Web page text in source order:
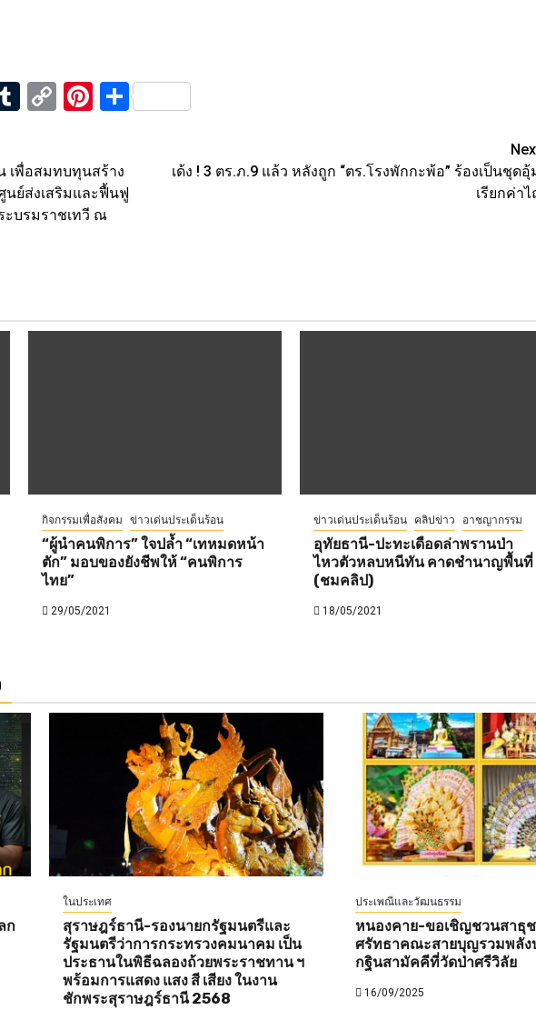
Tumblr
CopyPinterest
Share
เพื่อสมทบทุนสร้าง
ย์ส่งเสริมและฟื้นฟู
ะบรมราชเทวี ณ
เด้ง ! 3 ตร.ภ.9 แล้ว หลังถูก “ตร.โรงพักกะพ้อ” ร้องเป็นชุดอุ้
เรียกค่าไ
กิจกรรมเพื่อสังคม ข่าวเด่นประเด็นร้อน
“ผู้นำคนพิการ” ใจปล้ำ “เทหมดหน้า
ตัก” มอบของยังชีพให้ “คนพิการ
ไทย”
29/05/2021
ข่าวเด่นประเด็นร้อน คลิปข่าว อาชญากรรม
อุทัยธานี-ปะทะเดือดล่าพรานป่า
ไหวตัวหลบหนีทัน คาดชำนาญพื้นที่
(ชมคลิป)
18/05/2021
ก
ในประเทศ
สุราษฎร์ธานี-รองนายกรัฐมนตรีและ
รัฐมนตรีว่าการกระทรวงคมนาคม เป็น
ประธานในพิธีฉลองถ้วยพระราชทาน ฯ
พร้อมการแสดง แสง สี เสียง ในงาน
ชักพระสุราษฎร์ธานี 2568
ประเพณีและวัฒนธรรม
หนองคาย-ขอเชิญชวนสาธุ
ศรัทธาคณะสายบุญรวมพลั
กฐินสามัคคีที่วัดป่าศรีวิลัย
16/09/2025